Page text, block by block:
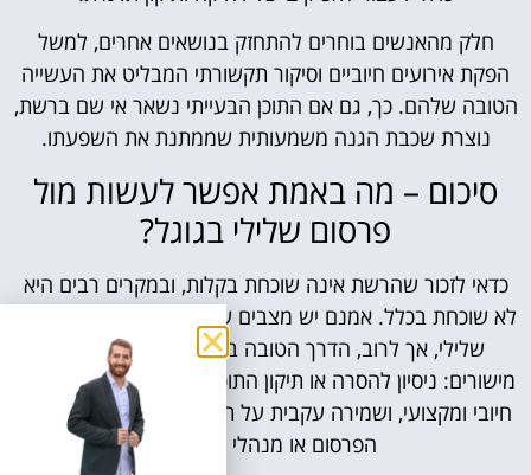
חלק מהאנשים בוחרים להתחזק בנושאים אחרים, למשל
הפקת אירועים חיוביים וסיקור תקשורתי המבליט את העשייה
הטובה שלהם. כך, גם אם התוכן הבעייתי נשאר אי שם ברשת,
נוצרת שכבת הגנה משמעותית שממתנת את השפעתו.
סיכום – מה באמת אפשר לעשות מול
פרסום שלילי בגוגל?
כדאי לזכור שהרשת אינה שוכחת בקלות, ובמקרים רבים היא
לא שוכחת בכלל. אמנם יש מצבים שבהם תוכלו להסיר פרסום
שלילי, אך לרוב, הדרך הטובה ביותר היא לפעול בכמה
מישורים: ניסיון להסרה או תיקון התוכן, יצירת מערך תוכן חלופי
חיובי ומקצועי, ושמירה עקבית על תקשורת מכבדת עם כותבי
הפרסום או מנהלי האתרים.